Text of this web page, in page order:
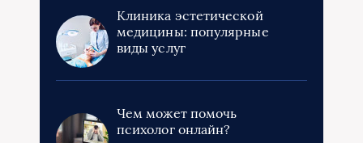
Клиника эстетической
медицины: популярные
виды услуг
Чем может помочь
психолог онлайн?